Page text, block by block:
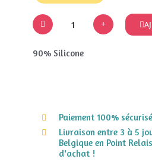
90% Silicone
Paiement 100%
Livraison entre 3 à 5
Belgique en Point
d'achat !